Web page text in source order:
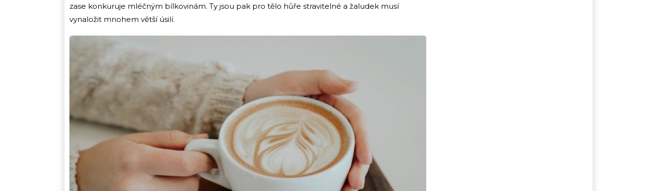
zase konkuruje mléčným bílkovinám. Ty jsou pak pro tělo hůře stravitelné a žaludek musí
vynaložit mnohem větší úsilí.